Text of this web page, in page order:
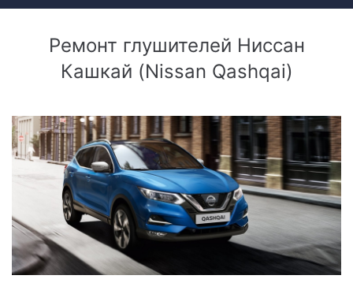
Ремонт глушителей Ниссан
Кашкай (Nissan Qashqai)